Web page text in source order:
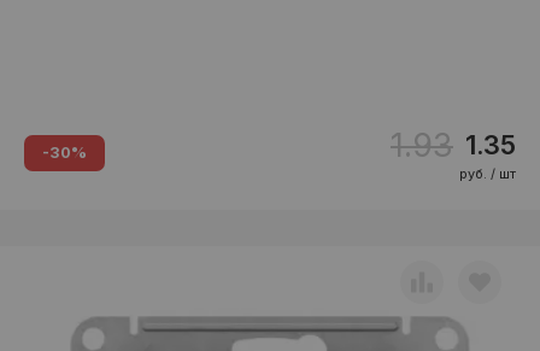
-30% 1.93 1.35
руб. / шт